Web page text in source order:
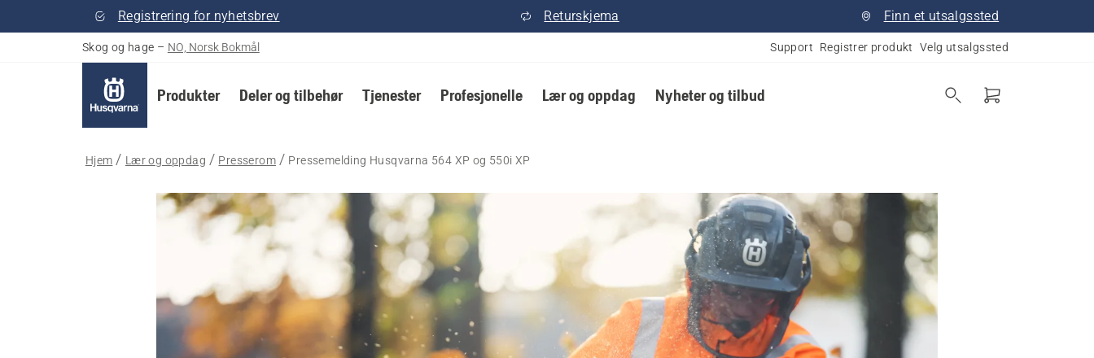
Registrering for nyhetsbrev Returskjema Finn et utsalgssted
Skog og hage – NO, Norsk Bokmål Support Registrer produkt Velg utsalgssted
Produkter Deler og tilbehør Tjenester Profesjonelle Lær og oppdag Nyheter og tilbud
Hjem Lær og oppdag Presserom Pressemelding Husqvarna 564 XP og 550i XP